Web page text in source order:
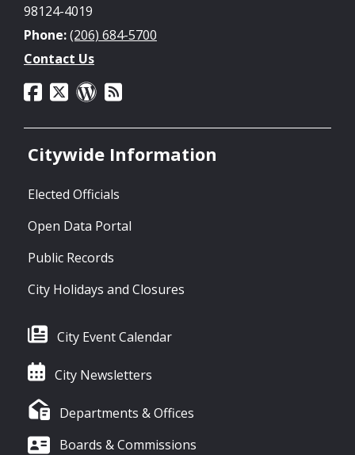
98124-4019
Phone:(206) 684-5700
Contact Us
Citywide Information
Elected Officials
Open Data Portal
Public Records
City Holidays and Closures
City Event Calendar
City Newsletters
Departments & Offices
Boards & Commissions